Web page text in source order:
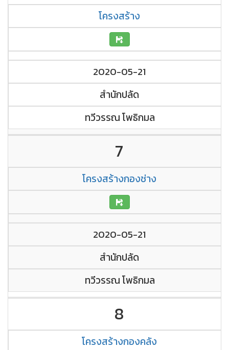
โครงสร้าง
2020-05-21
สำนักปลัด
ทวีวรรณ โพธิกมล
7
โครงสร้างกองช่าง
2020-05-21
สำนักปลัด
ทวีวรรณ โพธิกมล
8
โครงสร้างกองคลัง